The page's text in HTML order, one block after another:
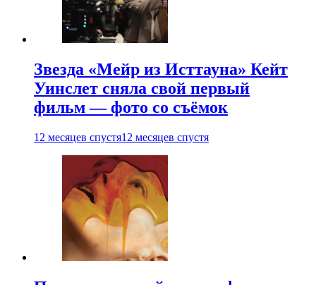
Звезда «Мейр из Исттауна» Кейт
Уинслет сняла свой первый
фильм — фото со съёмок
12 месяцев спустя12 месяцев спустя